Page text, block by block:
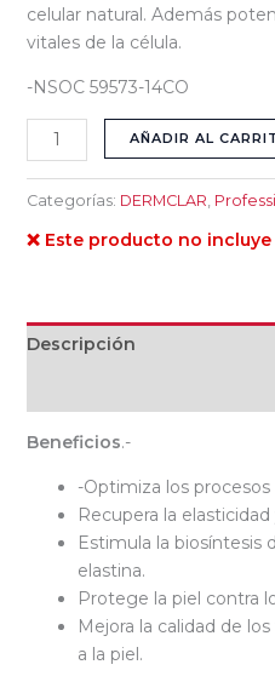
celular natural. Además
vitales de la célula.
-NSOC 59573-14CO
AÑADIR AL
Categorías: DERMCLAR,
❌ Este producto no
Descripción
Beneficios.-
-Optimiza los
Recupera la
Estimula la biosíntesis
elastina.
Protege la piel contra
Mejora la calidad de
a la piel.